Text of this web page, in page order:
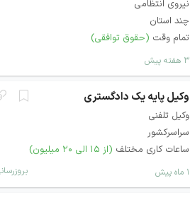
نیروی انتظامی
چند استان
تمام وقت (حقوق توافقی)
۳ هفته پیش
وکیل پایه یک دادگستری
وکیل تلفنی
سراسرکشور
ساعات کاری مختلف (از ۱۵ الی ۲۰ میلیون)
۱ ماه پیش